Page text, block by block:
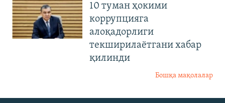
10 туман ҳокими
коррупцияга
алоқадорлиги
текширилаётгани хабар
қилинди
Бошқа мақолалар